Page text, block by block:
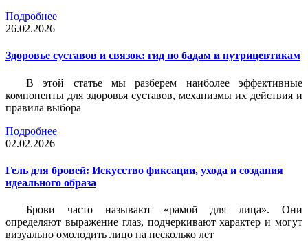
Подробнее
26.02.2026
Здоровье суставов и связок: гид по бадам и нутрицевтикам
В этой статье мы разберем наиболее эффективные
компоненты для здоровья суставов, механизмы их действия и
правила выбора
Подробнее
02.02.2026
Гель для бровей: Искусство фиксации, ухода и создания
идеального образа
Брови часто называют «рамой для лица». Они
определяют выражение глаз, подчеркивают характер и могут
визуально омолодить лицо на несколько лет